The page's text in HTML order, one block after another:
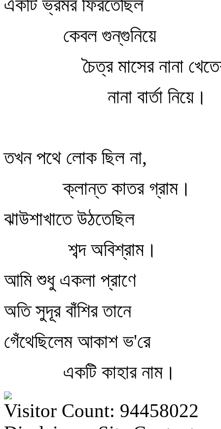
একটি ভ্রমর ফিরতেছিল
কেবল গুন্‌গুনিয়ে
চৈত্র মাসের নানা
নানা বার্তা নিয়ে।
তখন পথে লোক ছিল না,
ক্লান্ত কাতর গ্রাম।
ঝাউশাখাতে উঠতেছিল
শব্দ অবিশ্রাম।
আমি শুধু একলা প্রাণে
অতি সুদূর বাঁশির তানে
গেঁথেছিলেম আকাশ ভ'রে
একটি কাহার নাম।
Visitor Count: 94458022